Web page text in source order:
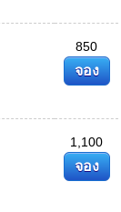
850
จอง
1,100
จอง